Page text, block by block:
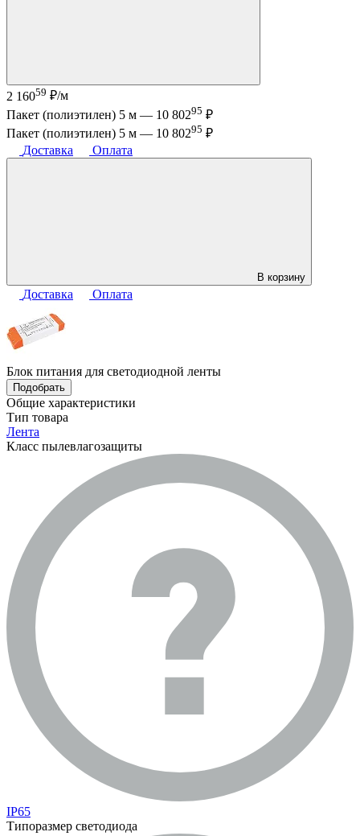
2 16059 ₽/м
Пакет (полиэтилен) 5 м — 10 80295 ₽
Пакет (полиэтилен) 5 м — 10 80295 ₽
Доставка
Оплата
В корзину
Доставка Оплата
Блок питания для светодиодной ленты
Подобрать
Общие характеристики
Тип товара
Лента
Класс пылевлагозащиты
IP65
Типоразмер светодиода